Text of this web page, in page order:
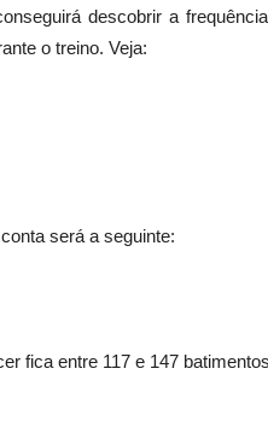
descobrir a
o treino. Veja:
será a seguinte:
fica entre 117 e 147